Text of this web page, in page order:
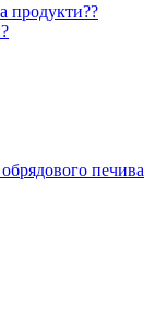
продукти??
печива